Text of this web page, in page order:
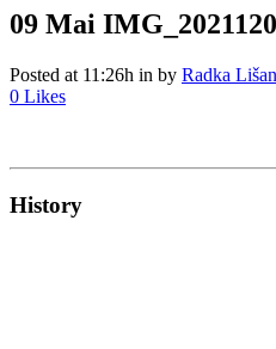
09 Mai
Posted at 11:26h in by Radka
0 Likes
History